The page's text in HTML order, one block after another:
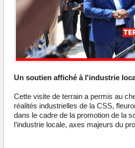
Un soutien affiché à l'industrie
Cette visite de terrain a permis au
réalités industrielles de la CSS,
dans le cadre de la promotion de la
l’industrie locale, axes majeurs du